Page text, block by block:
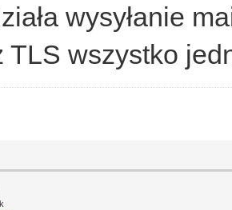
wysyłanie
TLS wszystko